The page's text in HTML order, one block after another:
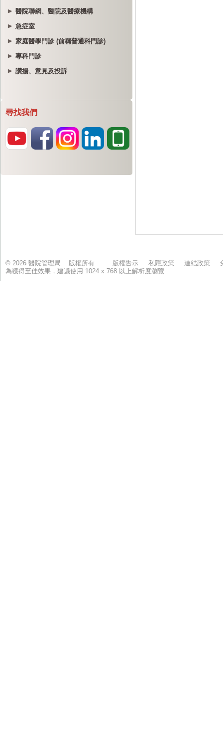
醫院聯網、醫院及醫療機構
急症室
家庭醫學門診 (前稱普通科門診)
專科門診
讚揚、意見及投訴
尋找我們
© 2026 醫院管理局 版權所有 版權告示 私隱政策 連結政策
為獲得至佳效果，建議使用 1024 x 768 以上解析度瀏覽